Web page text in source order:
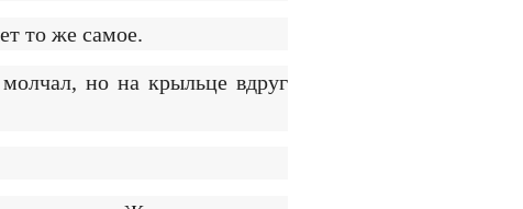
то же самое.
но на крыльце вдруг